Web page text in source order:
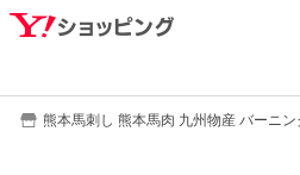
熊本馬刺し 熊本馬肉 九州物産 バーニン